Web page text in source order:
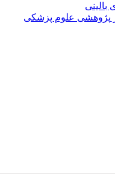
پژوهشی علوم پزشکی